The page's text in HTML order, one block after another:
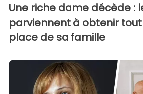
Une riche dame décède :
parviennent à obtenir
place de sa famille